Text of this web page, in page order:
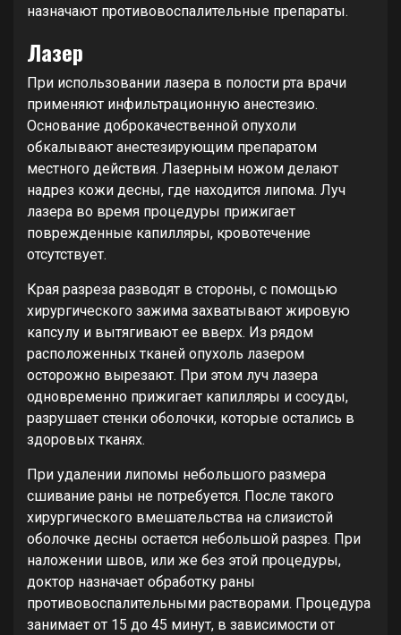
назначают противовоспалительные препараты.
Лазер
При использовании лазера в полости рта врачи
применяют инфильтрационную анестезию.
Основание доброкачественной опухоли
обкалывают анестезирующим препаратом
местного действия. Лазерным ножом делают
надрез кожи десны, где находится липома. Луч
лазера во время процедуры прижигает
поврежденные капилляры, кровотечение
отсутствует.
Края разреза разводят в стороны, с помощью
хирургического зажима захватывают жировую
капсулу и вытягивают ее вверх. Из рядом
расположенных тканей опухоль лазером
осторожно вырезают. При этом луч лазера
одновременно прижигает капилляры и сосуды,
разрушает стенки оболочки, которые остались в
здоровых тканях.
При удалении липомы небольшого размера
сшивание раны не потребуется. После такого
хирургического вмешательства на слизистой
оболочке десны остается небольшой разрез. При
наложении швов, или же без этой процедуры,
доктор назначает обработку раны
противовоспалительными растворами. Процедура
занимает от 15 до 45 минут, в зависимости от